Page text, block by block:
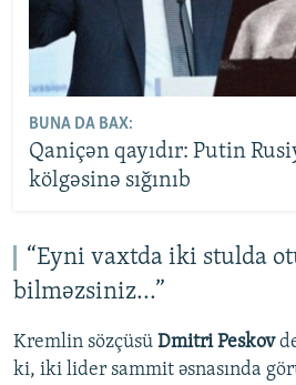
BUNA DA BAX:
Qaniçən qayıdır: Putin
kölgəsinə sığınıb
“Eyni vaxtda iki stulda
bilməzsiniz...”
Kremlin sözçüsü Dmitri Peskov
ki, iki lider sammit əsnasında